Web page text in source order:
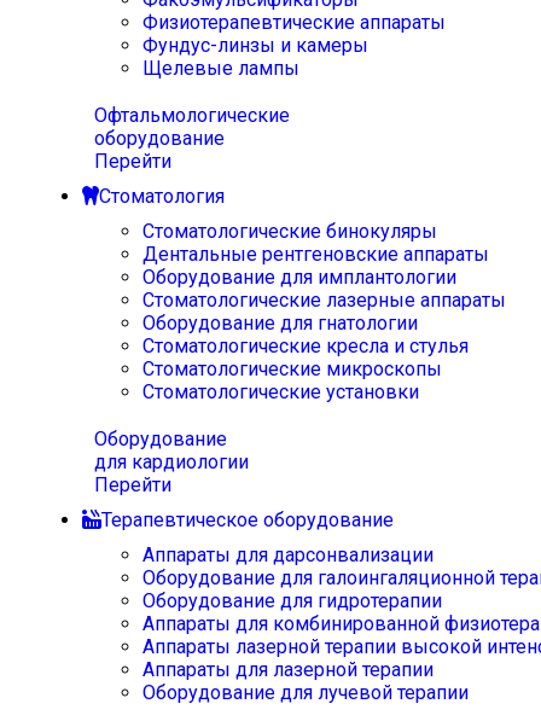
Физиотерапевтические аппараты
Фундус-линзы и камеры
Щелевые лампы
Офтальмологические
оборудование
Перейти
Стоматология
Стоматологические бинокуляры
Дентальные рентгеновские аппараты
Оборудование для имплантологии
Стоматологические лазерные аппараты
Оборудование для гнатологии
Стоматологические кресла и стулья
Стоматологические микроскопы
Стоматологические установки
Оборудование
для кардиологии
Перейти
Терапевтическое оборудование
Аппараты для дарсонвализации
Оборудование для галоингаляционной
Оборудование для гидротерапии
Аппараты для комбинированной
Аппараты лазерной терапии высокой
Аппараты для лазерной терапии
Оборудование для лучевой терапии